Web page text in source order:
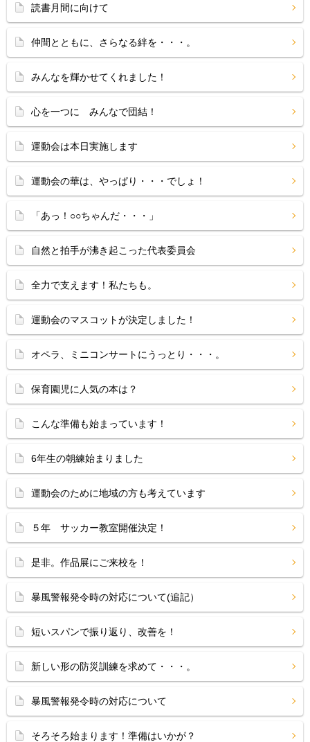
読書月間に向けて
仲間とともに、さらなる絆を・・・。
みんなを輝かせてくれました！
心を一つに みんなで団結！
運動会は本日実施します
運動会の華は、やっぱり・・・でしょ！
「あっ！○○ちゃんだ・・・」
自然と拍手が沸き起こった代表委員会
全力で支えます！私たちも。
運動会のマスコットが決定しました！
オペラ、ミニコンサートにうっとり・・・。
保育園児に人気の本は？
こんな準備も始まっています！
6年生の朝練始まりました
運動会のために地域の方も考えています
５年 サッカー教室開催決定！
是非。作品展にご来校を！
暴風警報発令時の対応について(追記）
短いスパンで振り返り、改善を！
新しい形の防災訓練を求めて・・・。
暴風警報発令時の対応について
そろそろ始まります！準備はいかが？